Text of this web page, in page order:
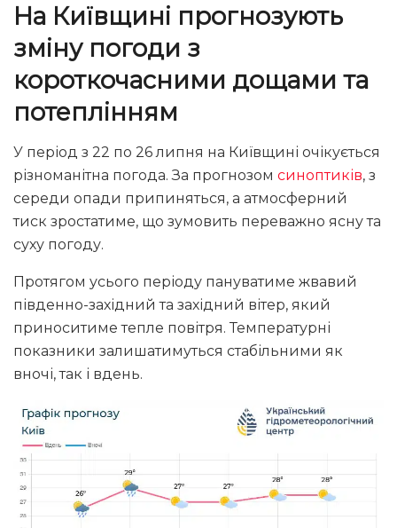
На Київщині прогнозують
зміну погоди з
короткочасними дощами та
потеплінням
У період з 22 по 26 липня на Київщині очікується
різноманітна погода. За прогнозом синоптиків, з
середи опади припиняться, а атмосферний
тиск зростатиме, що зумовить переважно ясну та
суху погоду.
Протягом усього періоду пануватиме жвавий
південно-західний та західний вітер, який
приноситиме тепле повітря. Температурні
показники залишатимуться стабільними як
вночі, так і вдень.